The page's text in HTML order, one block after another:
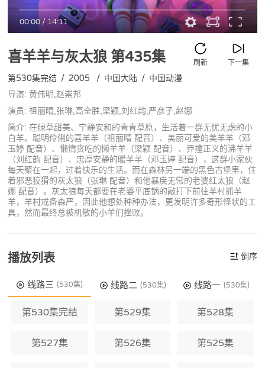
00:00/14:11
喜羊羊与灰太狼第435集 下一集
刷新
第530集完结 / 2005 / 中国大陆 / 中国动漫
导演: 黄伟明,赵崇邦
演员: 祖丽晴,张琳,高全胜,梁颖,刘红韵,严彦子,赵娜
简介: 在绿草甜美、宁静安和的青青草原，生活着一群无忧无虑的小
白羊。聪明伶俐的喜羊羊（祖丽晴 配音）、美丽可爱的美羊羊（邓
玉婷 配音）、懒惰贪吃的懒羊羊（梁颖 配音）、莽撞正义的沸羊羊
（刘红韵 配音）、忠厚安静的暖羊羊（邓玉婷 配音），这群小家伙
每天聚在一起，过着快乐的生活。而在森林另一端的黑色古堡里，住
着邪恶狡猾的灰太狼（张琳 配音）和他暴戾无常的老婆红太狼（赵
娜 配音）。灰太狼每天都要在老婆平底锅的敲打下前往羊村抓羊
羊，羊村戒备森严，因此他想处种种办法，更发明许多奇形怪状的工
具，然而最终总被机敏的小羊们挫败。
播放列表 倒序
线路三 (530集) 线路二 (530集) 线路一 (530集)
第530集完结 第529集 第528集
第527集 第526集 第525集